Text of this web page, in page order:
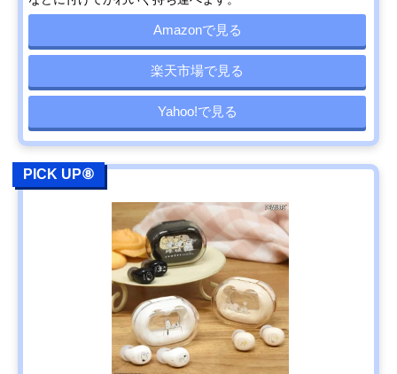
Amazonで見る
楽天市場で見る
Yahoo!で見る
PICK UP⑧